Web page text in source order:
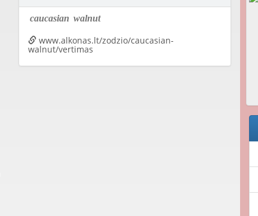
caucasian walnut
www.alkonas.lt/zodzio/caucasian-
walnut/vertimas